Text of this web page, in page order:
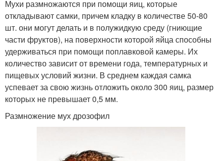
Мухи размножаются при помощи яиц, которые
откладывают самки, причем кладку в количестве 50-80
шт. они могут делать и в полужидкую среду (гниющие
части фруктов), на поверхности которой яйца способны
удерживаться при помощи поплавковой камеры. Их
количество зависит от времени года, температурных и
пищевых условий жизни. В среднем каждая самка
успевает за свою жизнь отложить около 300 яиц, размер
которых не превышает 0,5 мм.
Размножение мух дрозофил